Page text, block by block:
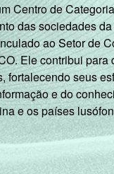
Centro de
das sociedades
ao Setor de
Ele contribui
fortalecendo seus
e do
e os países